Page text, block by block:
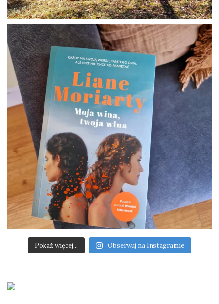
Pokaż więcej... Obserwuj na Instagramie